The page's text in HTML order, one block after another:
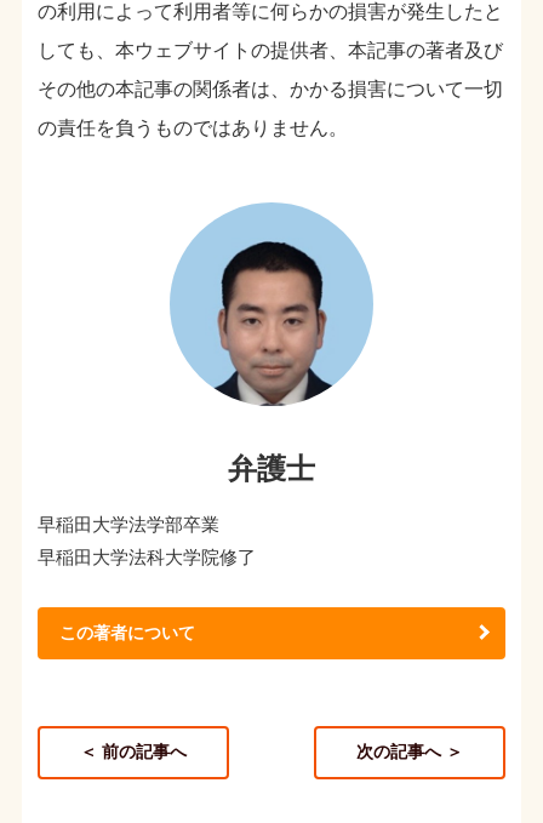
の利用によって利用者等に何らかの損害が発生したと
しても、本ウェブサイトの提供者、本記事の著者及び
その他の本記事の関係者は、かかる損害について一切
の責任を負うものではありません。
弁護士
早稲田大学法学部卒業
早稲田大学法科大学院修了
この著者について
＜ 前の記事へ 次の記事へ ＞